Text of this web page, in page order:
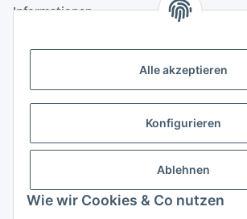
Alle akzeptieren
Konfigurieren
Ablehnen
Wie wir Cookies & Co nutzen
Informationen
Zahlungsmöglichkeiten
Vorkasse (per Bank-Überweisung)
PayPal
Kreditkarte
Banklastschrift